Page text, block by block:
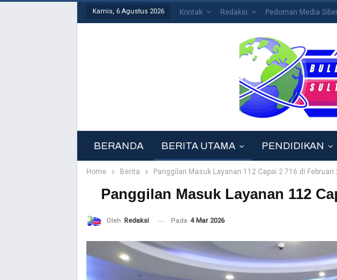
Kamis, 6 Agustus 2026 Kontak Redaksi Pedoman Media
BERANDA BERITA UTAMA PENDIDIKAN
Home Berita Panggilan Masuk Layanan 112 Capai 2.716 di Februari
Panggilan Masuk Layanan 112
Oleh Redaksi Pada 4 Mar 2026